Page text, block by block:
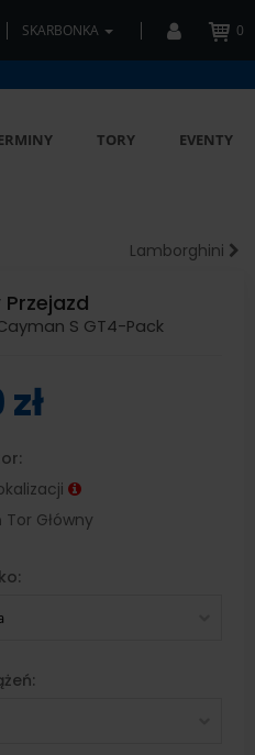
SKARBONKA 0
TORY EVENTY
Lamborghini
S GT4-Pack
Tor Główny